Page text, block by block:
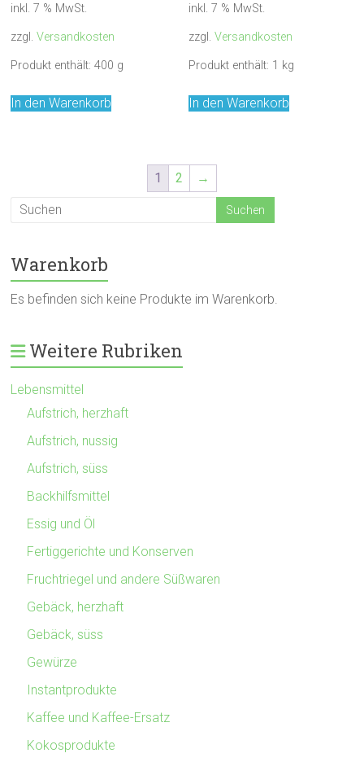
inkl. 7 % MwSt.
zzgl.Versandkosten
Produkt enthält: 400 g
In den Warenkorb
inkl. 7 % MwSt.
zzgl.Versandkosten
Produkt enthält: 1 kg
In den Warenkorb
1 2 →
Warenkorb
Es befinden sich keine Produkte im Warenkorb.
Weitere Rubriken
Lebensmittel
Aufstrich, herzhaft
Aufstrich, nussig
Aufstrich, süss
Backhilfsmittel
Essig und Öl
Fertiggerichte und Konserven
Fruchtriegel und andere Süßwaren
Gebäck, herzhaft
Gebäck, süss
Gewürze
Instantprodukte
Kaffee und Kaffee-Ersatz
Kokosprodukte